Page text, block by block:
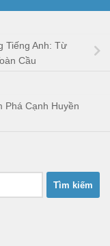
Tiếng Anh: Từ
Cầu
Phá Cạnh Huyền